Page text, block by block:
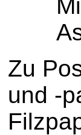
Zu
und -